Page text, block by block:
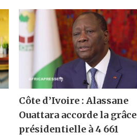
Côte d’Ivoire : Alassane
Ouattara accorde la grâce
présidentielle à 4 661